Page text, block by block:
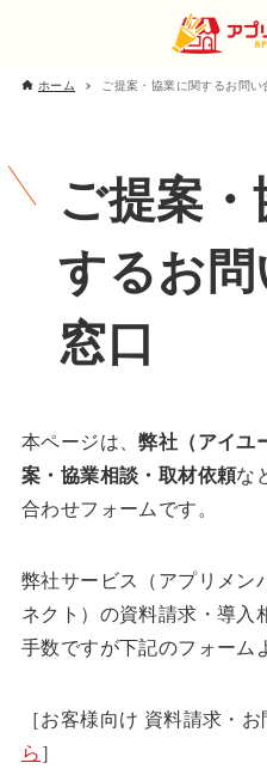
ホーム ご提案・協業に関するお問い
ご提案
するお
窓口
本ページは、弊社（アイユ
案・協業相談・取材依頼な
合わせフォームです。
弊社サービス（アプリメン
ネクト）の資料請求・導入
手数ですが下記のフォーム
［お客様向け 資料請求・
ら］